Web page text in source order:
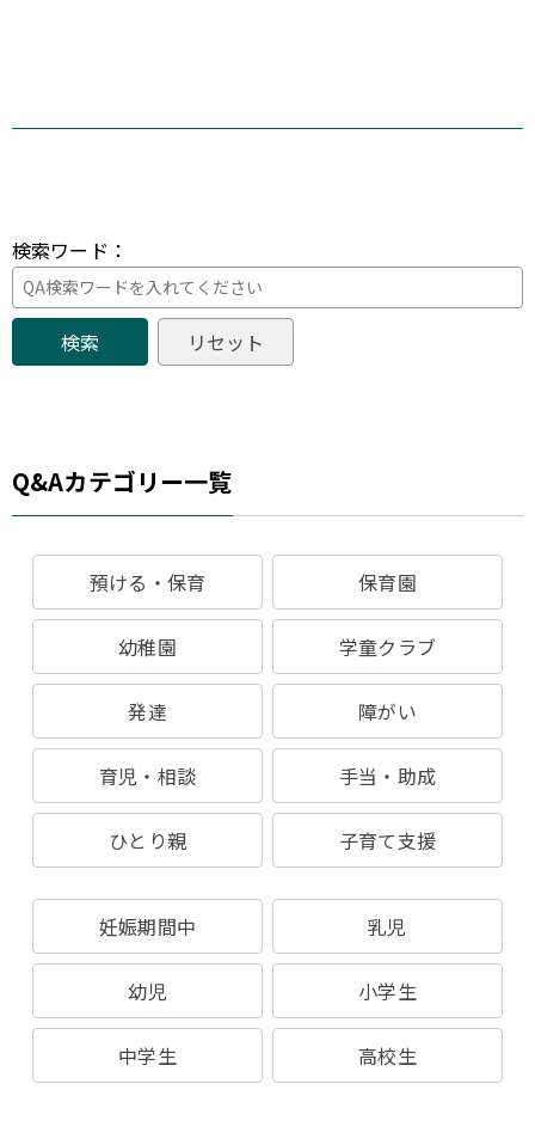
検索ワード：
Q&Aカテゴリー一覧
預ける・保育 保育園
幼稚園 学童クラブ
発達 障がい
育児・相談 手当・助成
ひとり親 子育て支援
妊娠期間中 乳児
幼児 小学生
中学生 高校生